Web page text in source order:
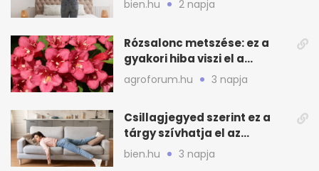
bien.hu 2 napja
Rózsalonc metszése: ez a
gyakori hiba viszi el a
virágzást
agroforum.hu 3 napja
Csillagjegyed szerint ez a
tárgy szívhatja el az
otthonod energiáját
bien.hu 3 napja